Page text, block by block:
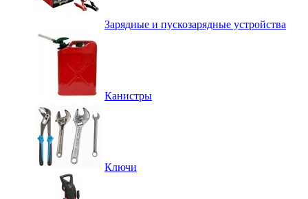
Зарядные и пускозарядные устройства
Канистры
Ключи